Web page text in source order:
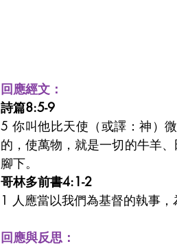
回應經文：
詩篇8:5-9
5 你叫他比天使（或譯：神）
的，使萬物，就是一切的牛羊
腳下。
哥林多前書4:1-2
1 人應當以我們為基督的執事
回應與反思：